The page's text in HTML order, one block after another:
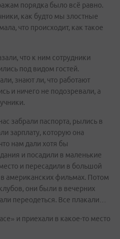
порядка было всё равно.
как будто мы злостные
что происходит, как такое
что к ним сотрудники
под видом гостей.
знают ли, что работают
и ничего не подозревали, а
забрали паспорта, рылись в
зарплату, которую она
нам дали хотя бы
и посадили в маленькие
и пересадили в большой
в американских фильмах. Потом
они были в вечерних
переодеться. Все плакали…
и приехали в какое-то место